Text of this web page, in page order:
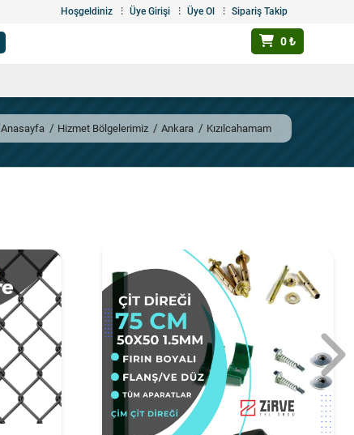
Hoşgeldiniz Üye Girişi Üye Ol Sipariş Takip
0 ₺
Anasayfa Hizmet Bölgelerimiz Ankara Kızılcahamam